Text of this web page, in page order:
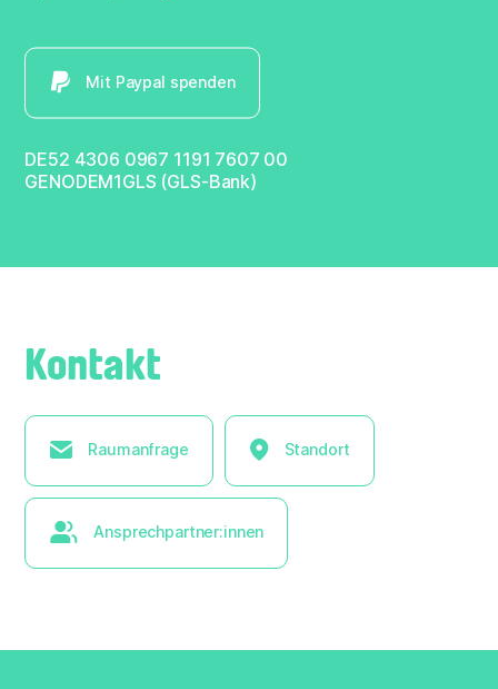
Mit Paypal spenden
DE52 4306 0967 1191 7607 00
GENODEM1GLS (GLS-Bank)
Kontakt
Raumanfrage Standort
Ansprechpartner:innen